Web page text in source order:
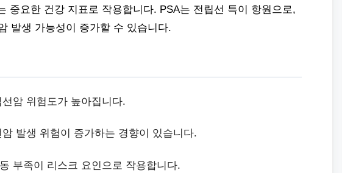
중요한 건강 지표로 작용합니다. PSA는 전립선 특이 항원으로,
발생 가능성이 증가할 수 있습니다.
암 위험도가 높아집니다.
발생 위험이 증가하는 경향이 있습니다.
부족이 리스크 요인으로 작용합니다.